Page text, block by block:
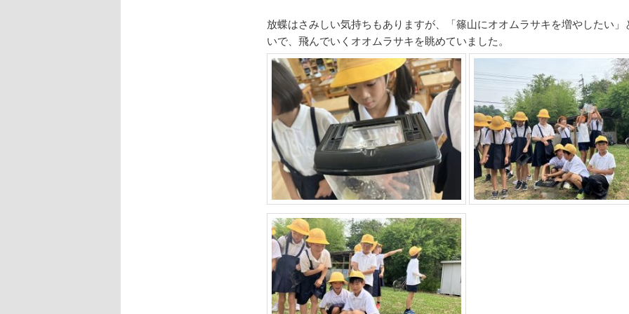
放蝶はさみしい気持ちもありますが、「篠山にオオムラサキを増やしたい」
いで、飛んでいくオオムラサキを眺めていました。